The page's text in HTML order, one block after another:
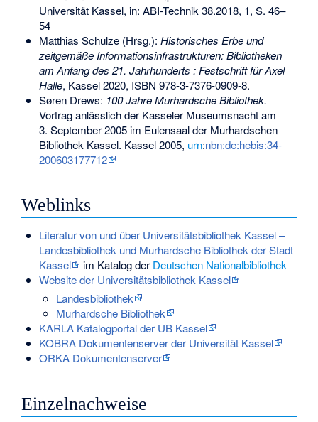
Universität Kassel, in: ABI-Technik 38.2018, 1, S. 46–
54
Matthias Schulze (Hrsg.): Historisches Erbe und
zeitgemäße Informationsinfrastrukturen: Bibliotheken
am Anfang des 21. Jahrhunderts : Festschrift für Axel
Halle, Kassel 2020, ISBN 978-3-7376-0909-8.
Søren Drews: 100 Jahre Murhardsche Bibliothek.
Vortrag anlässlich der Kasseler Museumsnacht am
3. September 2005 im Eulensaal der Murhardschen
Bibliothek Kassel. Kassel 2005, urn:nbn:de:hebis:34-
200603177712
Weblinks
Literatur von und über Universitätsbibliothek Kassel –
Landesbibliothek und Murhardsche Bibliothek der Stadt
Kassel
im Katalog der Deutschen Nationalbibliothek
Website der Universitätsbibliothek Kassel
Landesbibliothek
Murhardsche Bibliothek
KARLA Katalogportal der UB Kassel
KOBRA Dokumentenserver der Universität Kassel
ORKA Dokumentenserver
Einzelnachweise